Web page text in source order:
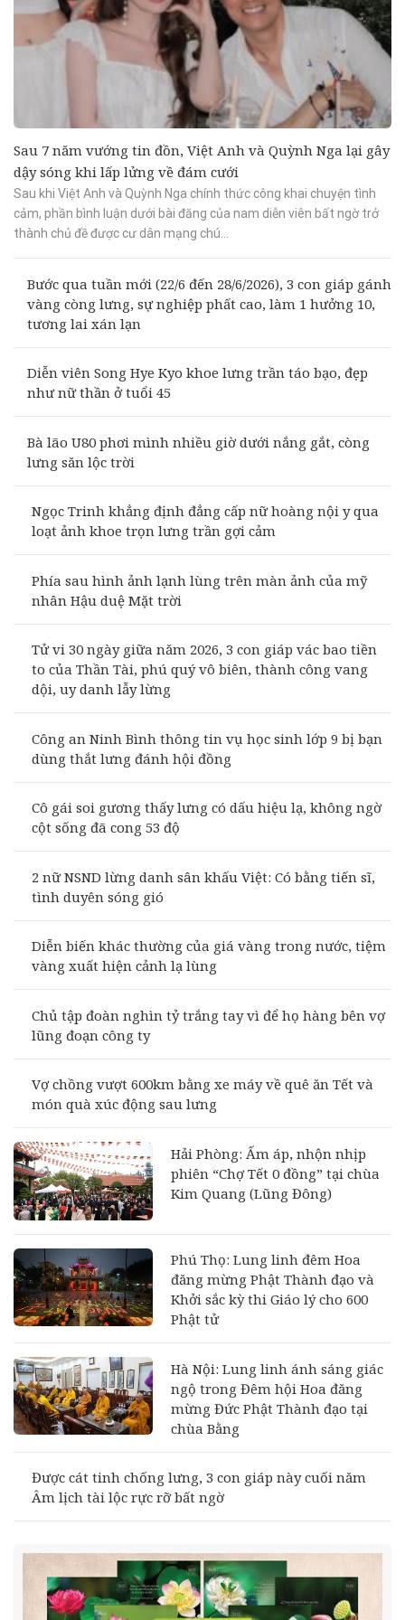
Sau 7 năm vướng tin đồn, Việt Anh và Quỳnh Nga lại gây
dậy sóng khi lấp lửng về đám cưới
Sau khi Việt Anh và Quỳnh Nga chính thức công khai chuyện tình
cảm, phần bình luận dưới bài đăng của nam diễn viên bất ngờ trở
thành chủ đề được cư dân mạng chú...
Bước qua tuần mới (22/6 đến 28/6/2026), 3 con giáp gánh
vàng còng lưng, sự nghiệp phất cao, làm 1 hưởng 10,
tương lai xán lạn
Diễn viên Song Hye Kyo khoe lưng trần táo bạo, đẹp
như nữ thần ở tuổi 45
Bà lão U80 phơi mình nhiều giờ dưới nắng gắt, còng
lưng săn lộc trời
Ngọc Trinh khẳng định đẳng cấp nữ hoàng nội y qua
loạt ảnh khoe trọn lưng trần gợi cảm
Phía sau hình ảnh lạnh lùng trên màn ảnh của mỹ
nhân Hậu duệ Mặt trời
Tử vi 30 ngày giữa năm 2026, 3 con giáp vác bao tiền
to của Thần Tài, phú quý vô biên, thành công vang
dội, uy danh lẫy lừng
Công an Ninh Bình thông tin vụ học sinh lớp 9 bị bạn
dùng thắt lưng đánh hội đồng
Cô gái soi gương thấy lưng có dấu hiệu lạ, không ngờ
cột sống đã cong 53 độ
2 nữ NSND lừng danh sân khấu Việt: Có bằng tiến sĩ,
tình duyên sóng gió
Diễn biến khác thường của giá vàng trong nước, tiệm
vàng xuất hiện cảnh lạ lùng
Chủ tập đoàn nghìn tỷ trắng tay vì để họ hàng bên vợ
lũng đoạn công ty
Vợ chồng vượt 600km bằng xe máy về quê ăn Tết và
món quà xúc động sau lưng
Hải Phòng: Ấm áp, nhộn nhịp
phiên “Chợ Tết 0 đồng” tại chùa
Kim Quang (Lũng Đông)
Phú Thọ: Lung linh đêm Hoa
đăng mừng Phật Thành đạo và
Khởi sắc kỳ thi Giáo lý cho 600
Phật tử
Hà Nội: Lung linh ánh sáng giác
ngộ trong Đêm hội Hoa đăng
mừng Đức Phật Thành đạo tại
chùa Bằng
Được cát tinh chống lưng, 3 con giáp này cuối năm
Âm lịch tài lộc rực rỡ bất ngờ